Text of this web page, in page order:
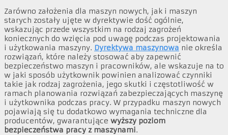
Zarówno założenia dla maszyn nowych, jak i maszyn
starych zostały ujęte w dyrektywie dość ogólnie,
wskazując przede wszystkim na rodzaj zagrożeń
koniecznych do wzięcia pod uwagę podczas projektowania
i użytkowania maszyny. Dyrektywa maszynowa nie określa
rozwiązań, które należy stosować aby zapewnić
bezpieczeństwo maszyn i pracowników, ale wskazuje na to
w jaki sposób użytkownik powinien analizować czynniki
takie jak rodzaj zagrożenia, jego skutki i częstotliwość w
ramach planowania rozwiązań zabezpieczających maszynę
i użytkownika podczas pracy. W przypadku maszyn nowych
pojawiają się tu dodatkowo wymagania techniczne dla
producentów, gwarantujące wyższy poziom
bezpieczeństwa pracy z maszynami.